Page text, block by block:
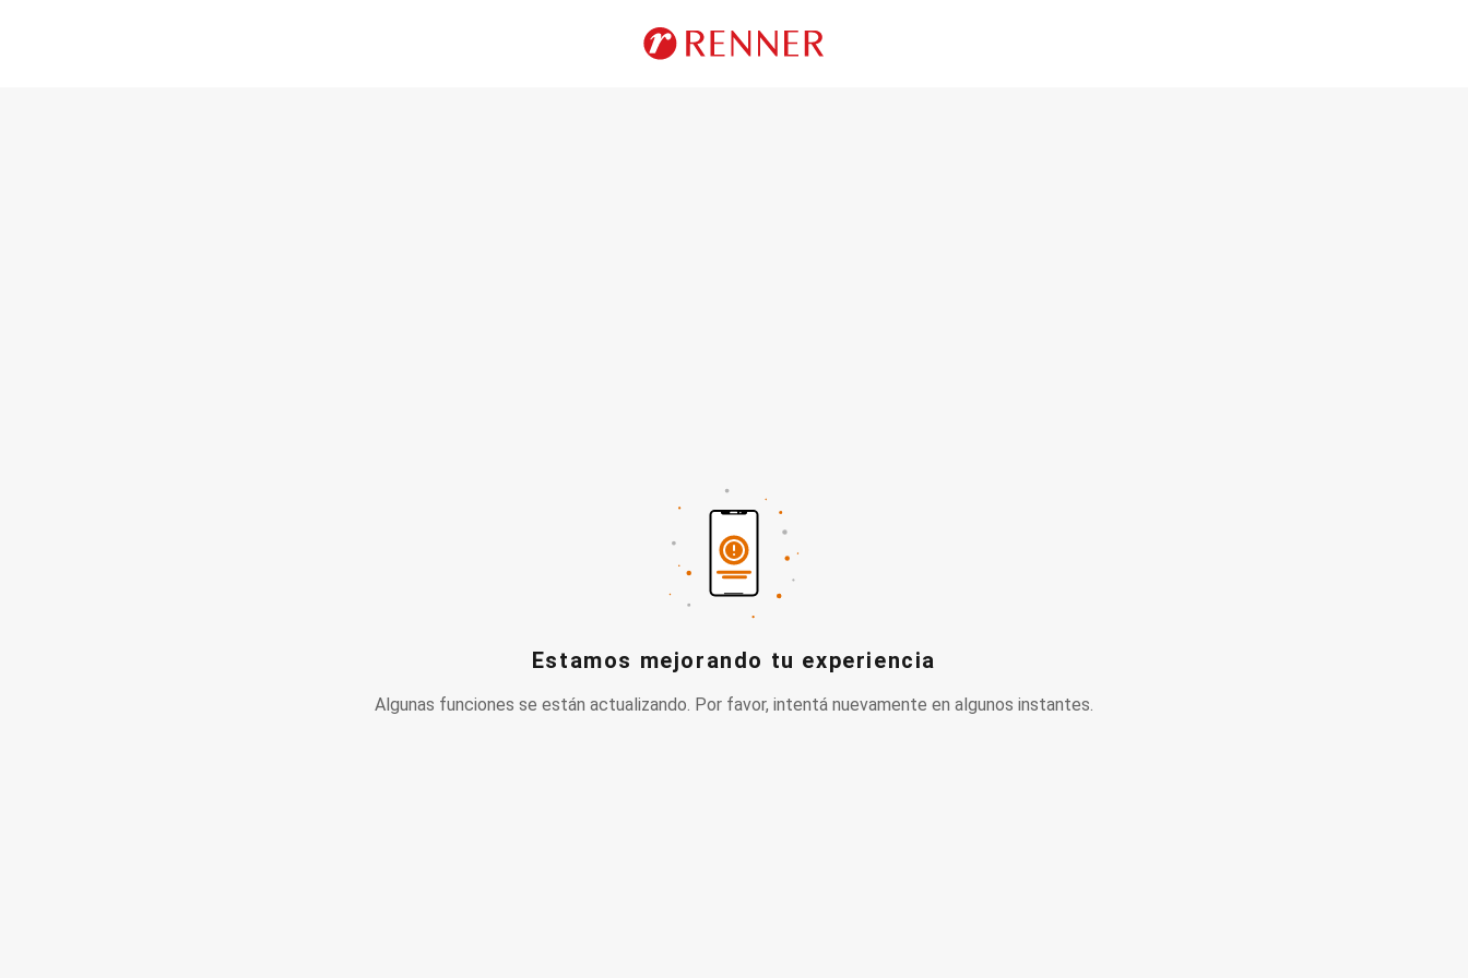
Estamos mejorando tu experiencia
Algunas funciones se están actualizando. Por favor, intentá nuevamente en algunos instantes.